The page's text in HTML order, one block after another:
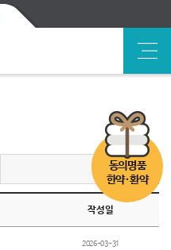
동의명품
한약·환약
작성일
2026-03-31